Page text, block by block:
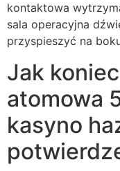
kontaktowa
sala operacyjna
przyspieszyć na
Jak
atomowa
kasyno